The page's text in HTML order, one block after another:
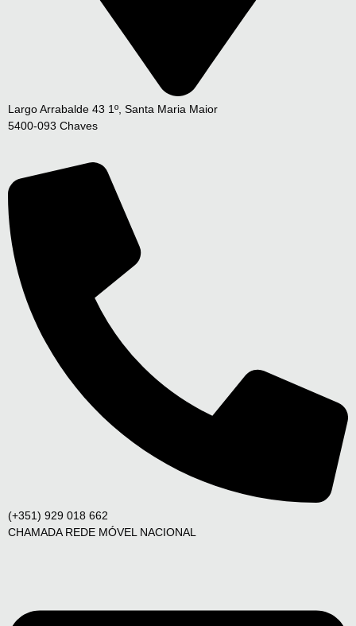
Largo Arrabalde 43 1º, Santa Maria Maior
5400-093 Chaves
(+351) 929 018 662
CHAMADA REDE MÓVEL NACIONAL